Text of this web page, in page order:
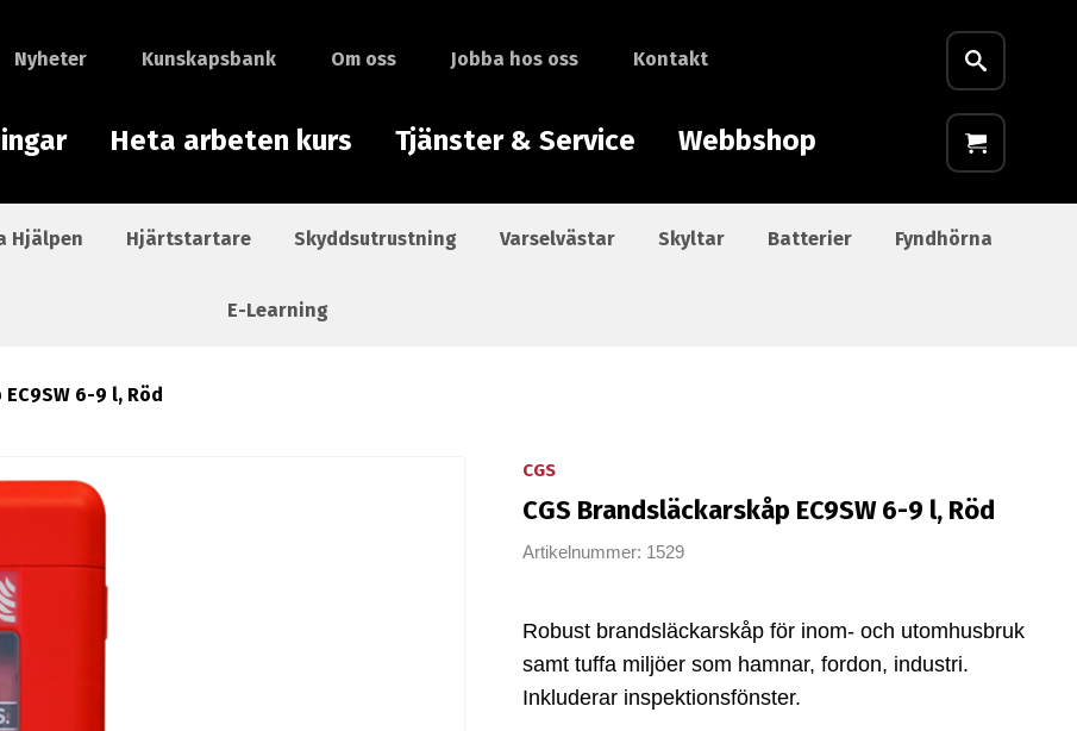
Nyheter Kunskapsbank Om oss Jobba hos oss Kontakt
Heta arbeten kurs Tjänster & Service Webbshop
Hjälpen Hjärtstartare Skyddsutrustning Varselvästar Skyltar Batterier Fyndhörna
E-Learning
6-9 l, Röd
CGS
CGS Brandsläckarskåp EC9SW 6-9 l, Röd
Artikelnummer: 1529
Robust brandsläckarskåp för inom- och utomhusbruk
samt tuffa miljöer som hamnar, fordon, industri.
Inkluderar inspektionsfönster.